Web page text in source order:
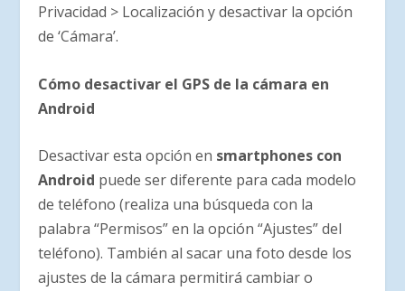
Privacidad > Localización y desactivar la opción
de ‘Cámara’.
Cómo desactivar el GPS de la cámara en
Android
Desactivar esta opción en smartphones con
Android puede ser diferente para cada modelo
de teléfono (realiza una búsqueda con la
palabra “Permisos” en la opción “Ajustes” del
teléfono). También al sacar una foto desde los
ajustes de la cámara permitirá cambiar o